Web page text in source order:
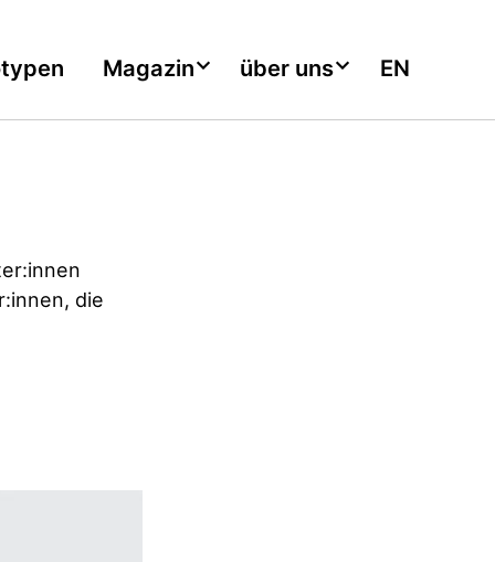
Magazin über uns EN
die